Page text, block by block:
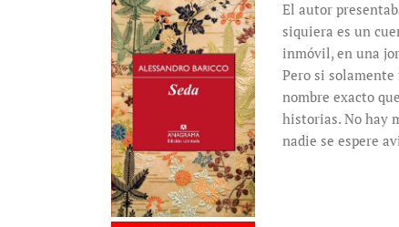
El autor
siquiera es un
inmóvil, en una
Pero si
nombre exacto
historias. No hay
nadie se espere